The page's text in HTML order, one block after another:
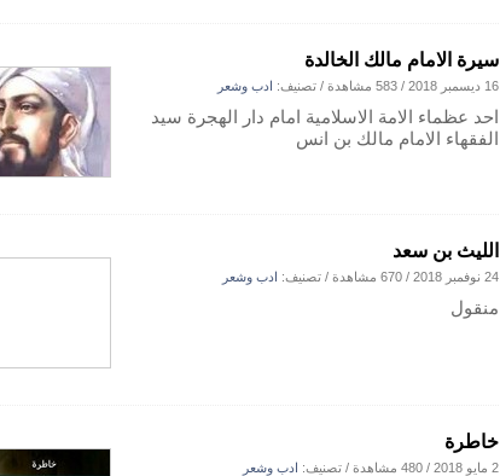
سيرة الامام مالك الخالدة
16 ديسمبر 2018 / 583 مشاهدة / تصنيف: ادب وشعر
احد عظماء الامة الاسلامية امام دار الهجرة سيد
الفقهاء الامام مالك بن انس
الليث بن سعد
24 نوفمبر 2018 / 670 مشاهدة / تصنيف: ادب وشعر
منقول
خاطرة
2 مايو 2018 / 480 مشاهدة / تصنيف: ادب وشعر